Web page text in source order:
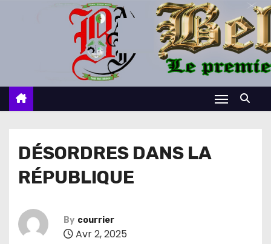
c
DÉSORDRES DANS LA
RÉPUBLIQUE
By courrier
Avr 2, 2025